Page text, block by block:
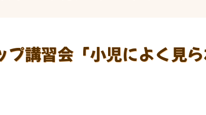
講習会「小児によく見